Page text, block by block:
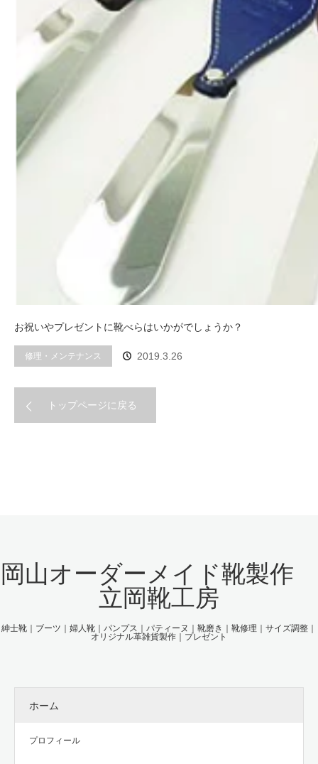
お祝いやプレゼントに靴べらはいかがでしょうか？
修理・メンテナンス 2019.3.26
トップページに戻る
岡山オーダーメイド靴製作
立岡靴工房
紳士靴｜ブーツ｜婦人靴｜パンプス｜パティーヌ｜靴磨き｜靴修理｜サイズ調整｜
オリジナル革雑貨製作｜プレゼント
ホーム
プロフィール